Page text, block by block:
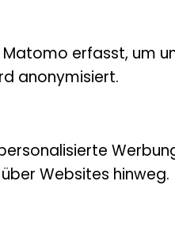
der
in Thailand
Northern
ist die
im Bereich
erfasst, um
anonymisiert.
Websites hinweg.